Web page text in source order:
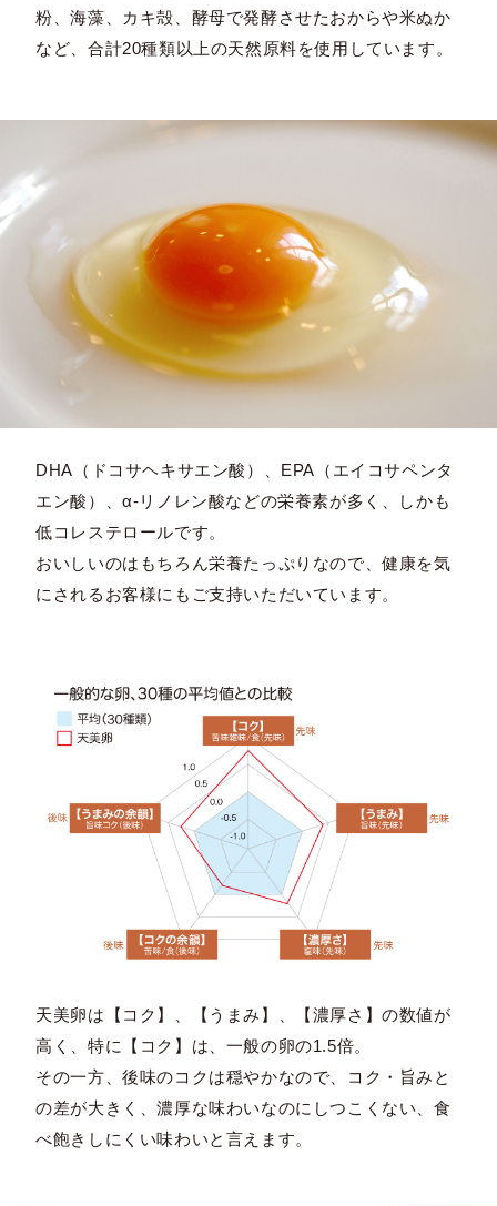
粉、海藻、カキ殻、酵母で発酵させたおからや米ぬか
など、合計20種類以上の天然原料を使用しています。
DHA（ドコサヘキサエン酸）、EPA（エイコサペンタ
エン酸）、α-リノレン酸などの栄養素が多く、しかも
低コレステロールです。
おいしいのはもちろん栄養たっぷりなので、健康を気
にされるお客様にもご支持いただいています。
天美卵は【コク】、【うまみ】、【濃厚さ】の数値が
高く、特に【コク】は、一般の卵の1.5倍。
その一方、後味のコクは穏やかなので、コク・旨みと
の差が大きく、濃厚な味わいなのにしつこくない、食
べ飽きしにくい味わいと言えます。